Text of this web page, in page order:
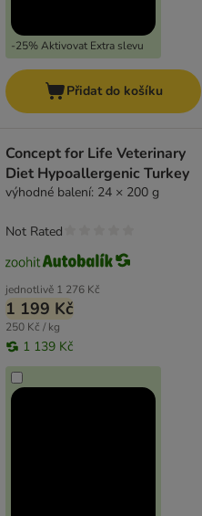
-25% Aktivovat Extra slevu
Přidat do košíku
Concept for Life Veterinary
Diet Hypoallergenic Turkey
výhodné balení: 24 × 200 g
jednotlivě 1 276 Kč
1 199 Kč
250 Kč / kg
1 139 Kč
Not Rated